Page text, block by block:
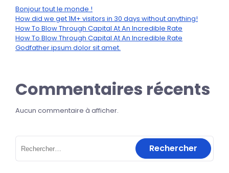
Bonjour tout le monde !
How did we get 1M+ visitors in 30 days without anything!
How To Blow Through Capital At An Incredible Rate
How To Blow Through Capital At An Incredible Rate
Godfather ipsum dolor sit amet.
Commentaires récents
Aucun commentaire à afficher.